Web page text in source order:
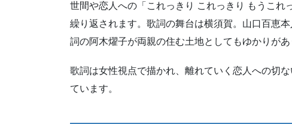
世間や恋人への「これっきり これっきり もうこれ
繰り返されます。歌詞の舞台は横須賀。山口百恵
詞の阿木燿子が両親の住む土地としてもゆかりが
歌詞は女性視点で描かれ、離れていく恋人への切
ています。